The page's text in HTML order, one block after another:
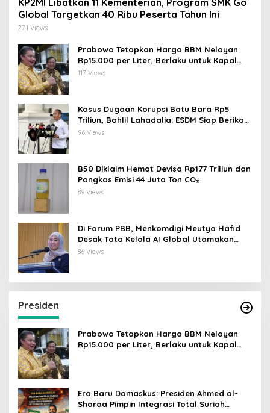
Global Targetkan 40 Ribu Peserta Tahun Ini
271 Views
Prabowo Tetapkan Harga BBM Nelayan
Rp15.000 per Liter, Berlaku untuk Kapal
30-200 GT
117 Views
Kasus Dugaan Korupsi Batu Bara Rp5
Triliun, Bahlil Lahadalia: ESDM Siap Berikan
Data
96 Views
B50 Diklaim Hemat Devisa Rp177 Triliun dan
Pangkas Emisi 44 Juta Ton CO₂
89 Views
Di Forum PBB, Menkomdigi Meutya Hafid
Desak Tata Kelola AI Global Utamakan
Perlindungan Anak
86 Views
Presiden
Prabowo Tetapkan Harga BBM Nelayan
Rp15.000 per Liter, Berlaku untuk Kapal
Era Baru Damaskus: Presiden Ahmed al-
Sharaa Pimpin Integrasi Total Suriah